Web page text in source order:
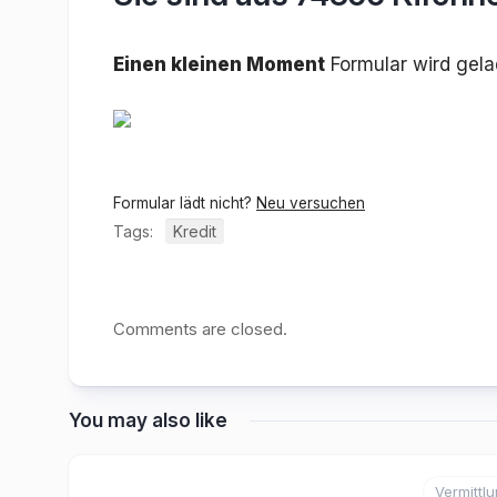
Einen kleinen Moment Formular wird
Formular lädt nicht? Neu versuchen
Tags: Kredit
Comments are closed.
You may also like